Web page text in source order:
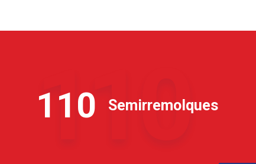
110
110 Semirremolques